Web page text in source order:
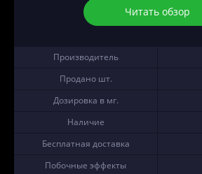
Читать обзор
Производитель
Продано шт.
Дозировка в мг.
Наличие
Бесплатная доставка
Побочные эффекты